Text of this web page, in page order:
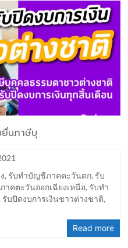
ยื่นภาษีบุ
, รับทำบัญชีภาคตะวันตก, รับ
คตะวันออกเฉียงเหนือ, รับทำ
รับปิดงบการเงินชาวต่างชาติ,
Read more